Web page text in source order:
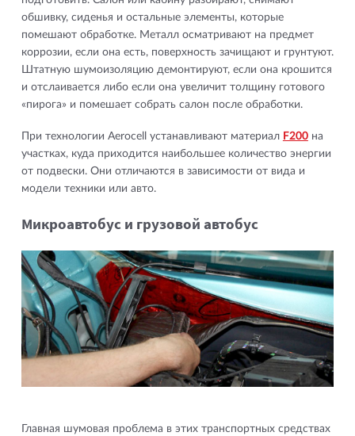
обшивку, сиденья и остальные элементы, которые
помешают обработке. Металл осматривают на предмет
коррозии, если она есть, поверхность зачищают и грунтуют.
Штатную шумоизоляцию демонтируют, если она крошится
и отслаивается либо если она увеличит толщину готового
«пирога» и помешает собрать салон после обработки.
При технологии Aerocell устанавливают материал F200на
участках, куда приходится наибольшее количество энергии
от подвески. Они отличаются в зависимости от вида и
модели техники или авто.
Микроавтобус и грузовой автобус
Главная шумовая проблема в этих транспортных средствах